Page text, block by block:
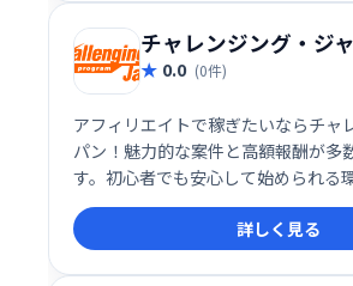
チャレンジング・ジ
0.0 (0件)
アフィリエイトで稼ぎたいならチャ
パン！魅力的な案件と高額報酬が多
す。初心者でも安心して始められる
登録して、広告収入で理想の生活を
う！
詳しく見る